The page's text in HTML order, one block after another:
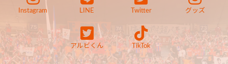
Instagram LINE Twitter グッズ
アルビくん TikTok